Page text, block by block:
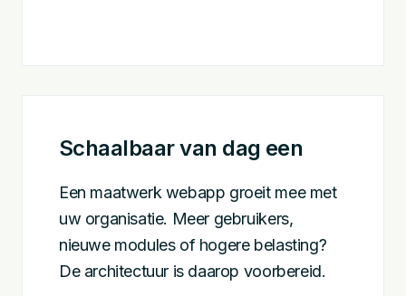
Schaalbaar van dag een
Een maatwerk webapp groeit mee met
uw organisatie. Meer gebruikers,
nieuwe modules of hogere belasting?
De architectuur is daarop voorbereid.